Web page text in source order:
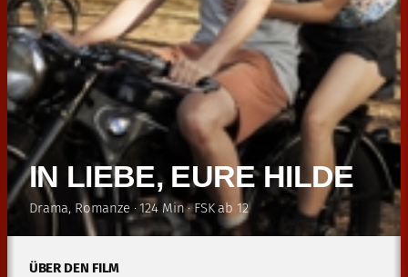
IN LIEBE, EURE HILDE
Drama, Romanze · 124 Min · FSK ab 12
ÜBER DEN FILM